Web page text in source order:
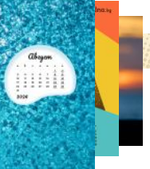
ВРЕМЕ
бебе в кралското